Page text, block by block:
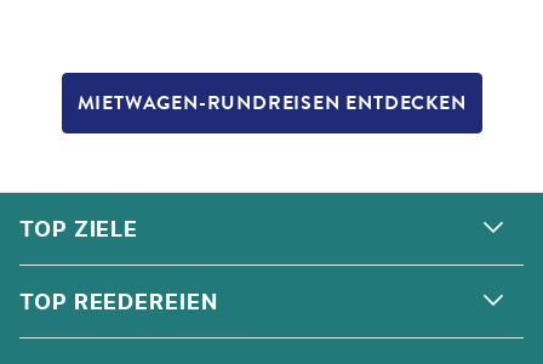
MIETWAGEN-RUNDREISEN ENTDECKEN
TOP ZIELE
ALPEN
ANDALUSIEN
TOP REEDEREIEN